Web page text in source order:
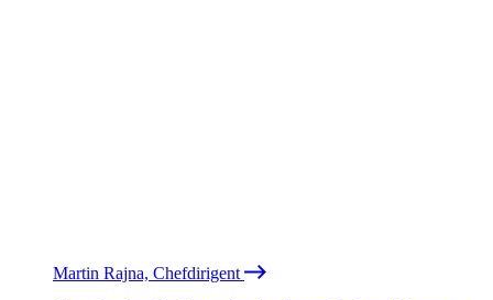
Martin Rajna, Chefdirigent